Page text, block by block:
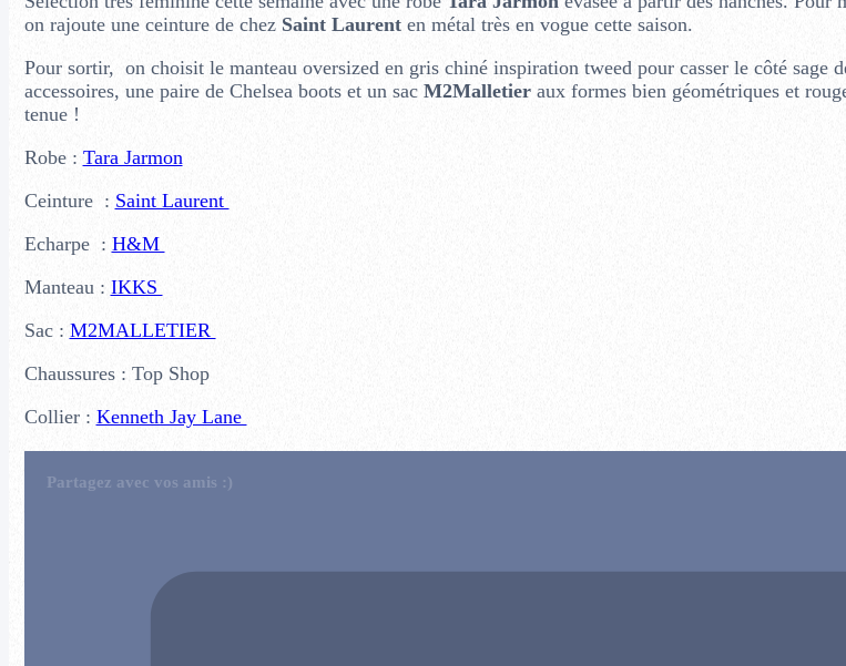
on rajoute une ceinture de chez Saint Laurenten métal très en vogue cette saison.
Pour sortir, on choisit le manteau oversized en gris chiné inspiration tweed pour casser le côté sage
accessoires, une paire de Chelsea boots et un sac M2Malletieraux formes bien géométriques et
tenue !
Robe : Tara Jarmon
Ceinture : Saint Laurent
Echarpe : H&M
Manteau : IKKS
Sac : M2MALLETIER
Chaussures : Top Shop
Collier : Kenneth Jay Lane
Partagez avec vos amis :)